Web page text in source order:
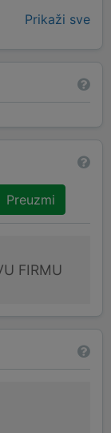
Prikaži sve
Preuzmi
FIRMU